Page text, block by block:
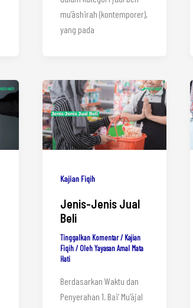
mu’āshirah (kontemporer),
yang pada
Kajian Fiqih
Jenis-Jenis Jual
Beli
Tinggalkan Komentar/ Kajian
Fiqih/ OlehYayasan Amal Mata
Hati
Berdasarkan Waktu dan
Penyerahan 1. Bai’ Mu’ājal